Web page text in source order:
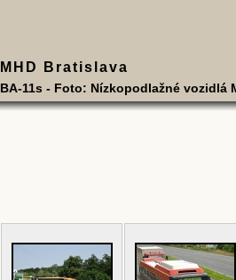
MHD Bratislava
BA-11s - Foto: Nízkopodlažné vozidlá